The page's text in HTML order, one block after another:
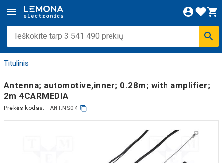
Titulinis
Antenna; automotive,inner; 0.28m; with amplifier;
2m 4CARMEDIA
Prekės kodas: ANT.NS04